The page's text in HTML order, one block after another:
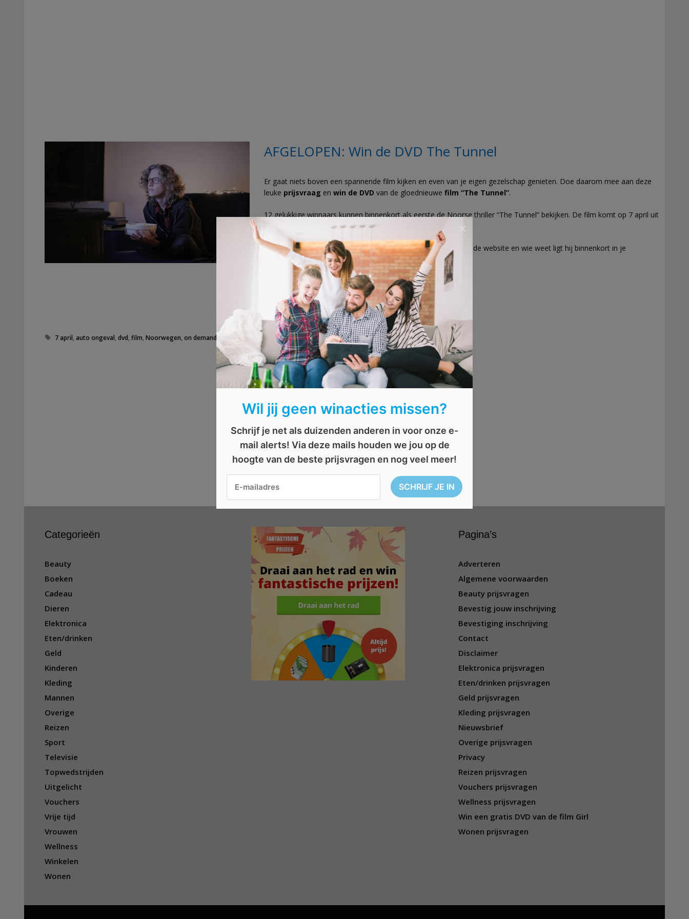
AFGELOPEN: Win de DVD The Tunnel
Er gaat niets boven een spannende film kijken en even van je eigen gezelschap genieten. Doe daarom mee aan deze
leuke prijsvraag en win de DVD van de gloednieuwe film “The Tunnel”.
12 gelukkige winnaars kunnen binnenkort als eerste de Noorse thriller “The Tunnel” bekijken. De film komt op 7 april uit
en gaat over een auto ongeval dat plaatsvindt in een tunnel.
Wil jij deze spannende film op DVD winnen? Surf dan snel naar de website en wie weet ligt hij binnenkort in je
brievenbus!
Tags
7 april,auto ongeval,dvd,film,Noorwegen,on demand prijsvraag spannend,the tunnel,thriller,tunnel,wedstrijd,wianctie,winnen
Categorieën
Beauty
Boeken
Cadeau
Dieren
Elektronica
Eten/drinken
Geld
Kinderen
Kleding
Mannen
Overige
Reizen
Sport
Televisie
Topwedstrijden
Uitgelicht
Vouchers
Vrije tijd
Vrouwen
Wellness
Winkelen
Wonen
Pagina’s
Adverteren
Algemene voorwaarden
Beauty prijsvragen
Bevestig jouw inschrijving
Bevestiging inschrijving
Contact
Disclaimer
Elektronica prijsvragen
Eten/drinken prijsvragen
Geld prijsvragen
Kleding prijsvragen
Nieuwsbrief
Overige prijsvragen
Privacy
Reizen prijsvragen
Vouchers prijsvragen
Wellness prijsvragen
Win een gratis DVD van de film Girl
Wonen prijsvragen
Wil jij geen winacties missen?
Schrijf je net als duizenden anderen in voor onze e-
mail alerts! Via deze mails houden we jou op de
hoogte van de beste prijsvragen en nog veel meer!
×